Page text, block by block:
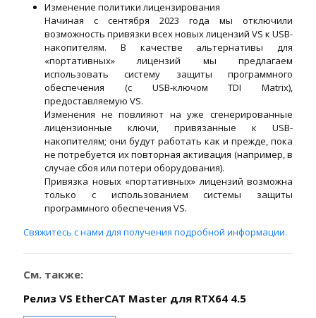
Изменение политики лицензирования
Начиная с сентября 2023 года мы отключили
возможность привязки всех новых лицензий VS к USB-
накопителям. В качестве альтернативы для
«портативных» лицензий мы предлагаем
использовать систему защиты программного
обеспечения (с USB-ключом TDI Matrix),
предоставляемую VS.
Изменения не повлияют на уже сгенерированные
лицензионные ключи, привязанные к USB-
накопителям; они будут работать как и прежде, пока
не потребуется их повторная активация (например, в
случае сбоя или потери оборудования).
Привязка новых «портативных» лицензий возможна
только с использованием системы защиты
программного обеспечения VS.
Свяжитесь с нами для получения подробной информации.
См. также:
Релиз VS EtherCAT Master для RTX64 4.5